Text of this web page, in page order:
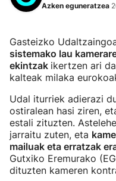
Azken eguneratzea
Gasteizko
sistemako lau
ekintzak ikertzen ari
kalteak milaka
Udal iturriek adierazi
ostiralean hasi ziren,
estali zituzten.
jarraitu zuten, eta
mailuak eta erratzak
Gutxiko Eremurako
dituzten kameren